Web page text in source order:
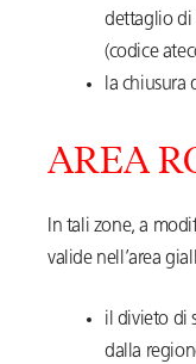
dettaglio di
(codice
la chiusura
AREA
In tali zone, a
valide nell’area
il divieto di
dalla